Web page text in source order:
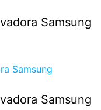
Samsung
Samsung